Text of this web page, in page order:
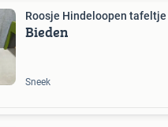
Roosje Hindeloopen tafeltje
Bieden
Sneek